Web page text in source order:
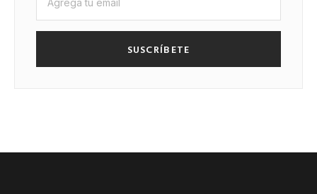
SUSCRÍBETE